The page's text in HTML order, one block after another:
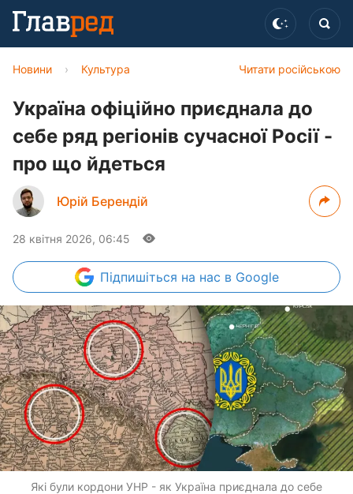
Читати російською
Новини › Культура
Україна офіційно приєднала до
себе ряд регіонів сучасної Росії -
про що йдеться
Юрій Берендій
28 квітня 2026, 06:45
Підпишіться на нас в Google
Які були кордони УНР - як Україна приєднала до себе